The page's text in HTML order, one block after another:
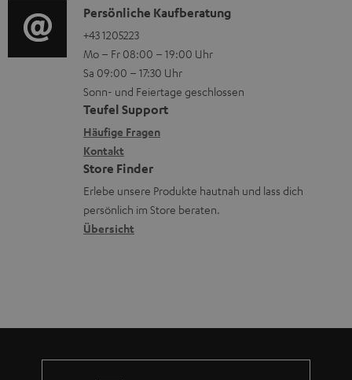
t
i
o
n
e
n
z
r
G
n
i
o
-
L
e
x
i
k
o
n
K
o
n
t
a
k
t
d
a
t
Persönliche Kaufberatung
+43 1205223
Mo – Fr 08:00 – 19:00 Uhr
Sa 09:00 – 17:30 Uhr
Sonn- und Feiertage geschlossen
Teufel Support
Häufige Fragen
Kontakt
Store Finder
Erlebe unsere Produkte hautnah und lass dich
persönlich im Store beraten.
Übersicht